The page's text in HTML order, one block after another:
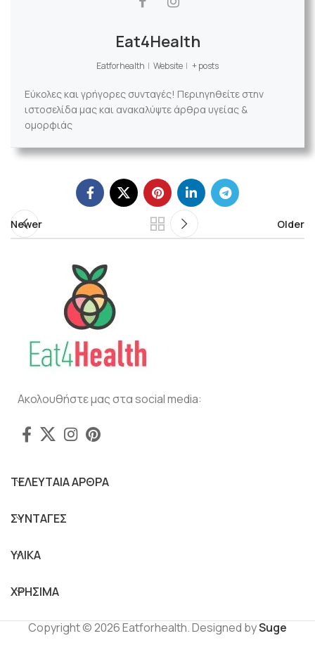
Eat4Health
Eatforhealth | Website | + posts
Εύκολες και γρήγορες συνταγές! Περιηγηθείτε στην
ιστοσελίδα μας και ανακαλύψτε άρθρα υγείας &
ομορφιάς
Newer Older
Ακολουθήστε μας στα social media:
ΤΕΛΕΥΤΑΙΑ ΑΡΘΡΑ
ΣΥΝΤΑΓΕΣ
ΥΛΙΚΑ
ΧΡΗΣΙΜΑ
Copyright © 2026 Eatforhealth. Designed bySuge